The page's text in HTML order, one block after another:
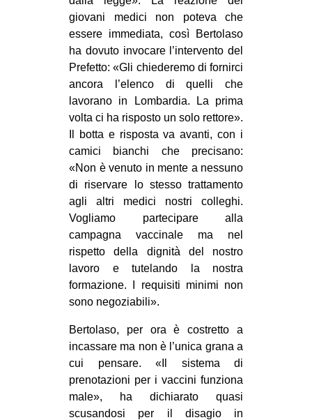
ARTE
CINEMA
MANIFESTI
RECENSIONI
INTERNAZIONALE
AFRICA
ESTREMO ORIENTE
EUROPA
MEDIO ORIENTE
MONDO
in
Fb
tw
giovani medici non poteva che
essere immediata, così Bertolaso
ha dovuto invocare l’intervento del
Prefetto: «Gli chiederemo di fornirci
ancora l’elenco di quelli che
lavorano in Lombardia. La prima
volta ci ha risposto un solo rettore».
Il botta e risposta va avanti, con i
camici bianchi che precisano:
«Non è venuto in mente a nessuno
di riservare lo stesso trattamento
agli altri medici nostri colleghi.
Vogliamo partecipare alla
campagna vaccinale ma nel
rispetto della dignità del nostro
lavoro e tutelando la nostra
formazione. I requisiti minimi non
sono negoziabili».
Bertolaso, per ora è costretto a
incassare ma non è l’unica grana a
cui pensare. «Il sistema di
prenotazioni per i vaccini funziona
male», ha dichiarato quasi
scusandosi per il disagio in